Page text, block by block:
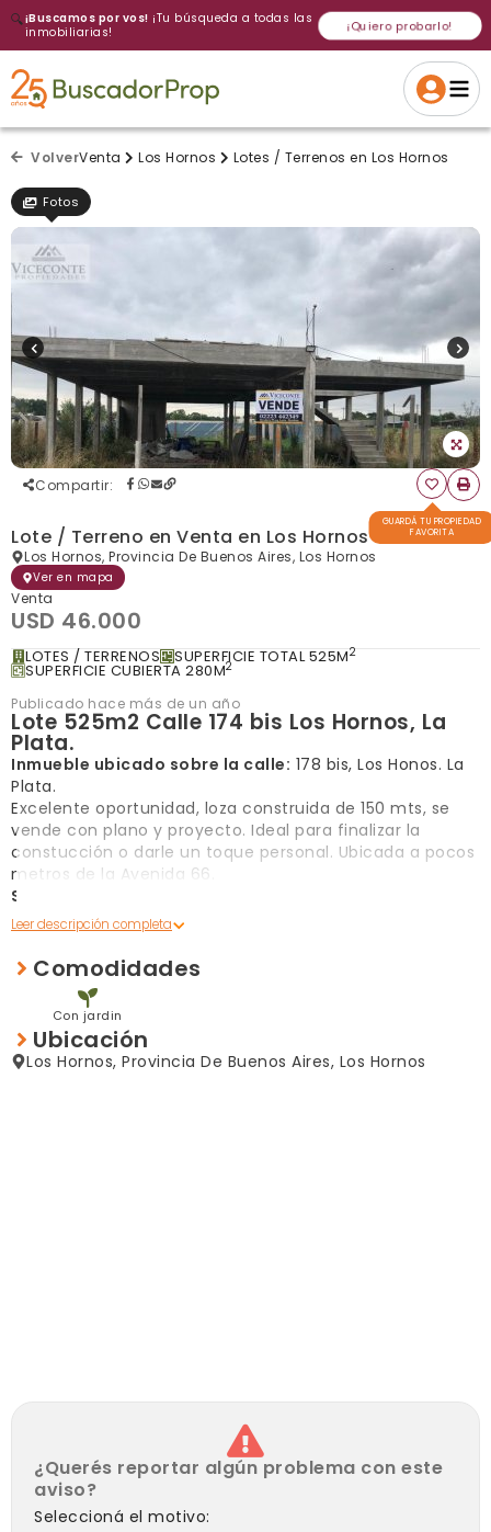
🔍¡Buscamos por vos! ¡Tu búsqueda a todas las
inmobiliarias!
¡Quiero probarlo!
Cancelar Si, eliminar
Gracias
Volver a intentar
¡Si, enviar a todos!
VolverVenta Los Hornos Lotes / Terrenos en Los Hornos
Fotos
Compartir:
GUARDÁ TU PROPIEDAD
FAVORITA
Lote / Terreno en Venta en Los Hornos
Los Hornos, Provincia De Buenos Aires, Los Hornos
Ver en mapa
Venta
USD 46.000
LOTES / TERRENOS SUPERFICIE TOTAL 525M2
SUPERFICIE CUBIERTA 280M2
Publicado hace más de un año
Lote 525m2 Calle 174 bis Los Hornos, La
Plata.
Inmueble ubicado sobre la calle: 178 bis, Los Honos. La
Plata.
Excelente oportunidad, loza construida de 150 mts, se
vende con plano y proyecto. Ideal para finalizar la
constucción o darle un toque personal. Ubicada a pocos
metros de la Avenida 66.
Superficie cubierta:
Superficie total:525m2
Constituida por:
Loza de 150 metros
Pileta de natación de 8mts x 3mts x 1,10 (desciente a
1,80)
Tejido perimetral
Pozo de agua
Comodidades
Con jardin
Ubicación
Los Hornos, Provincia De Buenos Aires, Los Hornos
¿Querés reportar algún problema con este
aviso?
Seleccioná el motivo: